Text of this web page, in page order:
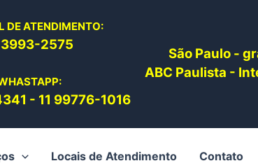
DE ATENDIMENTO:
3993-2575
341 - 11 99776-1016
São Paulo -
ABC Paulista -
Locais de Atendimento Contato